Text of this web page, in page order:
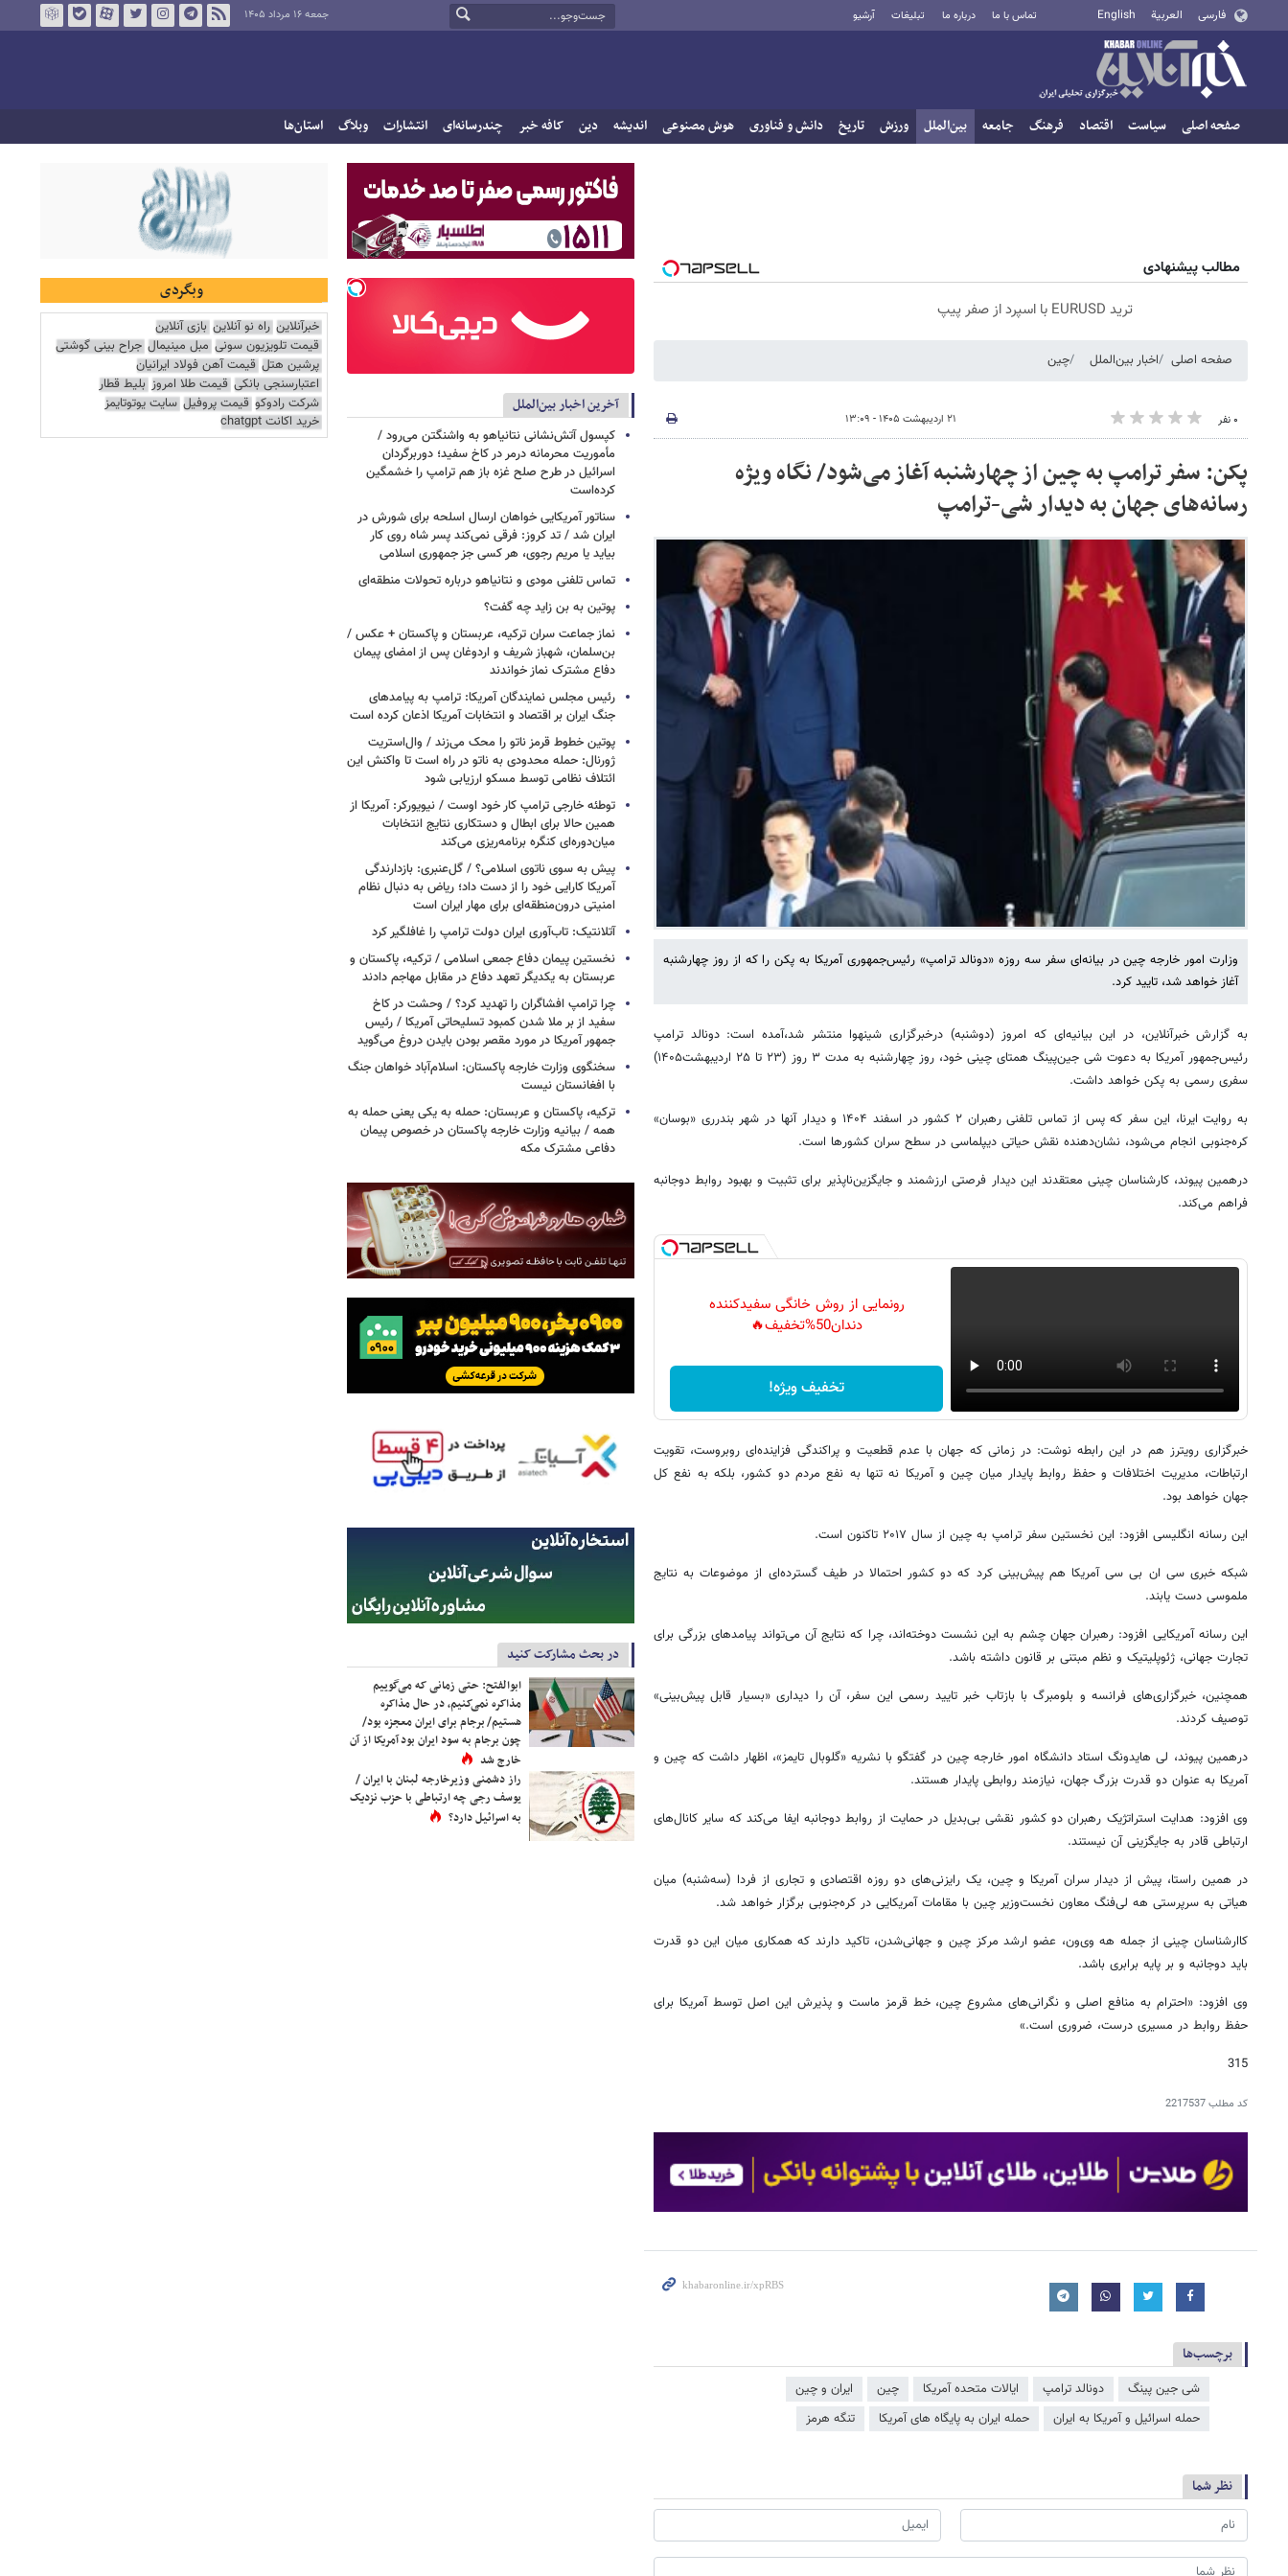
فارسی العربية English تماس با ما درباره ما تبلیغات آرشیو جمعه ۱۶ مرداد ۱۴۰۵
صفحه اصلی سیاست اقتصاد فرهنگ جامعه بین‌الملل ورزش تاریخ دانش و فناوری هوش مصنوعی اندیشه دین کافه خبر چندرسانه‌ای انتشارات وبلاگ استان‌ها
مطالب پیشنهادی
ترید EURUSD با اسپرد از صفر پیپ
صفحه اصلی اخبار بین‌الملل چین
۰ نفر ۲۱ اردیبهشت ۱۴۰۵ - ۱۳:۰۹
پکن: سفر ترامپ به چین از چهارشنبه آغاز می‌شود/ نگاه ویژه
رسانه‌های جهان به دیدار شی-ترامپ
وزارت امور خارجه چین در بیانه‌ای سفر سه روزه «دونالد ترامپ» رئیس‌جمهوری آمریکا به پکن را که از روز چهارشنبه
آغاز خواهد شد، تایید کرد.
به گزارش خبرآنلاین، در این بیانیه‌ای که امروز (دوشنبه) درخبرگزاری شینهوا منتشر شد،آمده است: دونالد ترامپ
رئیس‌جمهور آمریکا به دعوت شی جین‌پینگ همتای چینی خود، روز چهارشنبه به مدت ۳ روز (۲۳ تا ۲۵ اردیبهشت۱۴۰۵)
سفری رسمی به پکن خواهد داشت.
به روایت ایرنا، این سفر که پس از تماس تلفنی رهبران ۲ کشور در اسفند ۱۴۰۴ و دیدار آنها در شهر بندرری «بوسان»
کره‌جنوبی انجام می‌شود، نشان‌دهنده نقش حیاتی دیپلماسی در سطح سران کشورها است.
درهمین پیوند، کارشناسان چینی معتقدند این دیدار فرصتی ارزشمند و جایگزین‌ناپذیر برای تثبیت و بهبود روابط دوجانبه
فراهم می‌کند.
رونمایی از روش خانگی سفیدکننده
دندان50%تخفیف🔥
تخفیف ویژه!
خبرگزاری رویترز هم در این‌ رابطه نوشت: در زمانی که جهان با عدم قطعیت و پراکندگی فزاینده‌ای روبروست، تقویت
ارتباطات، مدیریت اختلافات و حفظ روابط پایدار میان چین و آمریکا نه تنها به نفع مردم دو کشور، بلکه به نفع کل
جهان خواهد بود.
این رسانه انگلیسی افزود:‌ این نخستین سفر ترامپ به چین از سال ۲۰۱۷ تاکنون است.
شبکه خبری سی ان بی سی آمریکا هم پیش‌بینی کرد که دو کشور احتمالا در طیف گسترده‌ای از موضوعات به نتایج
ملموسی دست یابند.
این رسانه آمریکایی افزود: رهبران جهان چشم به این نشست دوخته‌اند، چرا که نتایج آن می‌تواند پیامدهای بزرگی برای
تجارت جهانی، ژئوپلیتیک و نظم مبتنی بر قانون داشته باشد.
همچنین، خبرگزاری‌های فرانسه و بلومبرگ با بازتاب خبر تایید رسمی این سفر، آن را دیداری «بسیار قابل پیش‌بینی»
توصیف کردند.
درهمین پیوند، لی هایدونگ استاد دانشگاه امور خارجه چین در گفتگو با نشریه «گلوبال تایمز»، اظهار داشت که چین و
آمریکا به عنوان دو قدرت بزرگ جهان، نیازمند روابطی پایدار هستند.
وی افزود: هدایت استراتژیک رهبران دو کشور نقشی بی‌بدیل در حمایت از روابط دوجانبه ایفا می‌کند که سایر کانال‌های
ارتباطی قادر به جایگزینی آن نیستند.
در همین راستا، پیش از دیدار سران آمریکا و چین، یک رایزنی‌های دو روزه اقتصادی و تجاری از فردا (سه‌شنبه) میان
هیاتی به سرپرستی هه لی‌فنگ معاون نخست‌وزیر چین با مقامات آمریکایی در کره‌جنوبی برگزار خواهد شد.
کاارشناسان چینی از جمله هه وی‌ون، عضو ارشد مرکز چین و جهانی‌شدن، تاکید دارند که همکاری میان این دو قدرت
باید دوجانبه و بر پایه برابری باشد.
وی افزود: «احترام به منافع اصلی و نگرانی‌های مشروع چین، خط قرمز ماست و پذیرش این اصل توسط آمریکا برای
حفظ روابط در مسیری درست، ضروری است.»
315
کد مطلب2217537
برچسب‌ها
شی جین‌ پینگ دونالد ترامپ ایالات متحده آمریکا چین
ایران و چین
حمله اسرائیل و آمریکا به ایران
حمله ایران به پایگاه های آمریکا تنگه هرمز
نظر شما
آخرین اخبار بین‌الملل
کپسول آتش‌نشانی نتانیاهو به واشنگتن می‌رود /
مأموریت محرمانه درمر در کاخ سفید؛ دوربرگردان
اسرائیل در طرح صلح غزه باز هم ترامپ را خشمگین
کرده‌است
سناتور آمریکایی خواهان ارسال اسلحه برای شورش در
ایران شد / تد کروز: فرقی نمی‌کند پسر شاه روی کار
بیاید یا مریم رجوی، هر کسی جز جمهوری اسلامی
تماس تلفنی مودی و نتانیاهو درباره تحولات منطقه‌ای
پوتین به بن زاید چه گفت؟
نماز جماعت سران ترکیه، عربستان و پاکستان + عکس /
بن‌سلمان، شهباز شریف و اردوغان پس از امضای پیمان
دفاع مشترک نماز خواندند
رئیس مجلس نمایندگان آمریکا: ترامپ به پیامدهای
جنگ ایران بر اقتصاد و انتخابات آمریکا اذعان کرده است
پوتین خطوط قرمز ناتو را محک می‌زند / وال‌استریت
ژورنال: حمله محدودی به ناتو در راه است تا واکنش این
ائتلاف نظامی توسط مسکو ارزیابی شود
توطئه خارجی ترامپ کار خود اوست / نیویورکر: آمریکا از
همین حالا برای ابطال و دستکاری نتایج انتخابات
میان‌دوره‌ای کنگره برنامه‌ریزی می‌کند
پیش به سوی ناتوی اسلامی؟ / گل‌عنبری: بازدارندگی
آمریکا کارایی خود را از دست داد؛ ریاض به دنبال نظام
امنیتی درون‌منطقه‌ای برای مهار ایران است
آتلانتیک: تاب‌آوری ایران دولت ترامپ را غافلگیر کرد
نخستین پیمان دفاع جمعی اسلامی / ترکیه، پاکستان و
عربستان به یکدیگر تعهد دفاع در مقابل مهاجم دادند
چرا ترامپ افشاگران را تهدید کرد؟ / وحشت در کاخ
سفید از بر ملا شدن کمبود تسلیحاتی آمریکا / رئیس
جمهور آمریکا در مورد مقصر بودن بایدن دروغ می‌گوید
سخنگوی وزارت خارجه پاکستان: اسلام‌آباد خواهان جنگ
با افغانستان نیست
ترکیه، پاکستان و عربستان: حمله به یکی یعنی حمله به
همه / بیانیه وزارت خارجه پاکستان در خصوص پیمان
دفاعی مشترک مکه
در بحث مشارکت کنید
ابوالفتح: حتی زمانی که می‌گوییم
مذاکره نمی‌کنیم، در حال مذاکره
هستیم/ برجام برای ایران معجزه بود/
چون برجام به سود ایران بود آمریکا از آن
خارج شد
راز دشمنی وزیرخارجه لبنان با ایران /
یوسف رجی چه ارتباطی با حزب نزدیک
به اسرائیل دارد؟
وبگردی
خبرآنلاین راه نو آنلاین بازی آنلاین
قیمت تلویزیون سونی مبل مینیمال جراح بینی گوشتی
پرشین هتل قیمت آهن فولاد ایرانیان
اعتبارسنجی بانکی قیمت طلا امروز بلیط قطار
شرکت رادوکو قیمت پروفیل سایت یوتوتایمز
خرید اکانت chatgpt